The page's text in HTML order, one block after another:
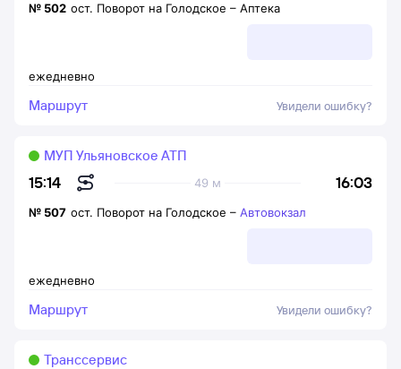
ежедневно
№ 502 ост. Поворот на Голодское – Аптека
Маршрут Увидели ошибку?
15:14 16:03
49 м
МУП Ульяновское АТП
ежедневно
№ 507 ост. Поворот на Голодское – Автовокзал
Маршрут Увидели ошибку?
Транссервис